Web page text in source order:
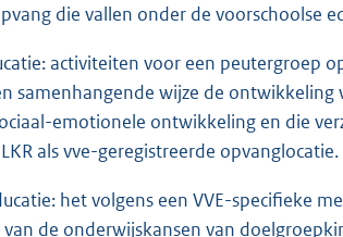
die vallen onder de voorschoolse
activiteiten voor een peutergroep
samenhangende wijze de
emotionele ontwikkeling en die
als vve-geregistreerde opvanglocatie.
het volgens een VVE-specifieke
de onderwijskansen van